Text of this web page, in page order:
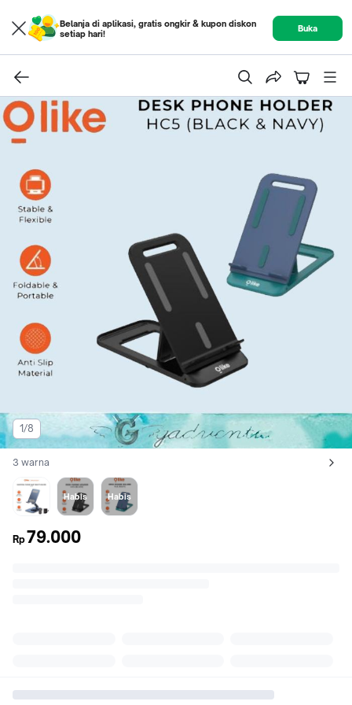
Belanja di aplikasi, gratis ongkir & kupon diskon
setiap hari!
Buka
1/8
Lihat semua variant:
3 warna
HC-6 GREY
Habis
Black
Habis
Blue
Rp79.000